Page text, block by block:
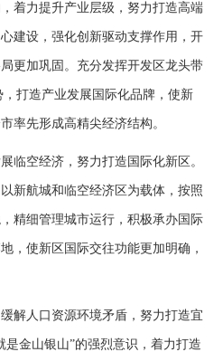
力提升产业层级，努力打造高端
建设，强化创新驱动支撑作用，开
更加巩固。充分发挥开发区龙头带
，打造产业发展国际化品牌，使新
率先形成高精尖经济结构。
空经济，努力打造国际化新区。
新航城和临空经济区为载体，按照
精细管理城市运行，积极承办国际
，使新区国际交往功能更加明确，
人口资源环境矛盾，努力打造宜
是金山银山”的强烈意识，着力打造